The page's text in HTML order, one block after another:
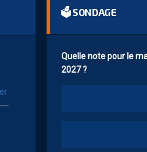
🗳 SONDAGE
Quelle note pour le
2027 ?